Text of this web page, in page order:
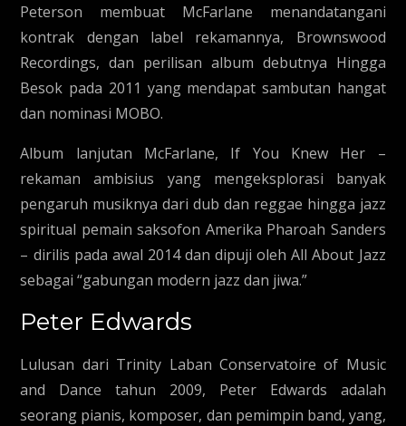
Peterson membuat McFarlane menandatangani
kontrak dengan label rekamannya, Brownswood
Recordings, dan perilisan album debutnya Hingga
Besok pada 2011 yang mendapat sambutan hangat
dan nominasi MOBO.
Album lanjutan McFarlane, If You Knew Her –
rekaman ambisius yang mengeksplorasi banyak
pengaruh musiknya dari dub dan reggae hingga jazz
spiritual pemain saksofon Amerika Pharoah Sanders
– dirilis pada awal 2014 dan dipuji oleh All About Jazz
sebagai “gabungan modern jazz dan jiwa.”
Peter Edwards
Lulusan dari Trinity Laban Conservatoire of Music
and Dance tahun 2009, Peter Edwards adalah
seorang pianis, komposer, dan pemimpin band, yang,